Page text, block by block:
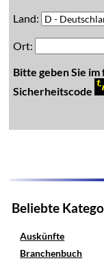
Land:
Ort:
Bitte geben Sie
Sicherheitscode
Beliebte
Auskünfte
Branchenbuch